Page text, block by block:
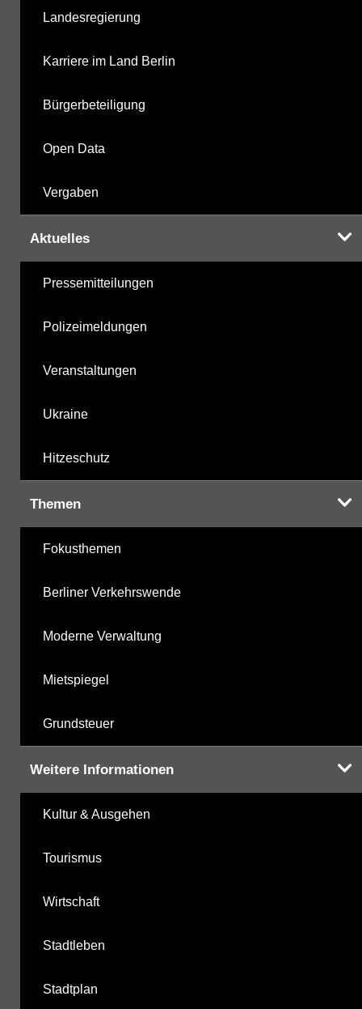
Landesregierung
Karriere im Land Berlin
Bürgerbeteiligung
Open Data
Vergaben
Aktuelles
Pressemitteilungen
Polizeimeldungen
Veranstaltungen
Ukraine
Hitzeschutz
Themen
Fokusthemen
Berliner Verkehrswende
Moderne Verwaltung
Mietspiegel
Grundsteuer
Weitere Informationen
Kultur & Ausgehen
Tourismus
Wirtschaft
Stadtleben
Stadtplan